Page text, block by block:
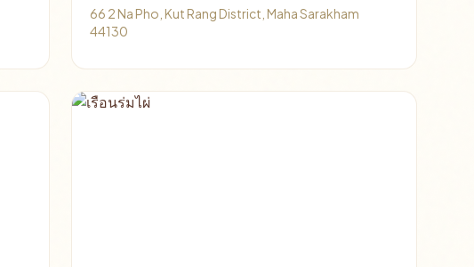
66 2 Na Pho, Kut Rang District, Maha Sarakham
44130